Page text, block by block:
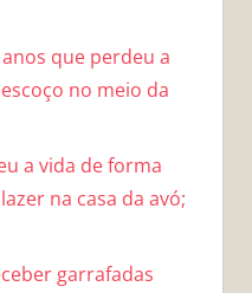
que perdeu a
no meio da
a vida de forma
na casa da avó;
garrafadas